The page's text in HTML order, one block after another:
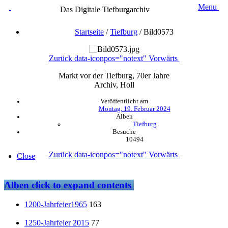
Das Digitale Tiefburgarchiv Menu
Startseite /Tiefburg /Bild0573
Zurück data-iconpos="notext" Vorwärts
Markt vor der Tiefburg, 70er Jahre
Archiv, Holl
Veröffentlicht am
Montag, 19. Februar 2024
Alben
Tiefburg
Besuche
10494
Zurück data-iconpos="notext" Vorwärts
Close
Albenclick to expand contents
1200-Jahrfeier1965 163
1250-Jahrfeier 2015 77